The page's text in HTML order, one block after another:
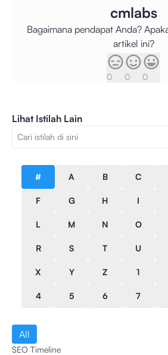
cmlabs
Bagaimana pendapat Anda?
artikel ini?
0 0 0
Lihat Istilah Lain
# A B C
F G H I
L M N O
R S T U
X Y Z 1
4 5 6 7
All
SEO Timeline